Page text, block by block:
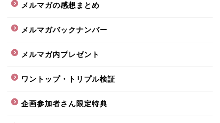
メルマガの感想まとめ
メルマガバックナンバー
メルマガ内プレゼント
ワントップ・トリプル検証
企画参加者さん限定特典